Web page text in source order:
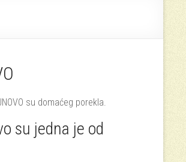
su domaćeg porekla.
su jedna je od